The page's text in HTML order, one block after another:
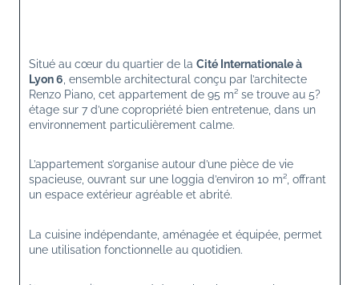
Situé au cœur du quartier de la Cité Internationale à
Lyon 6, ensemble architectural conçu par l’architecte
Renzo Piano, cet appartement de 95 m² se trouve au 5?
étage sur 7 d’une copropriété bien entretenue, dans un
environnement particulièrement calme.
L’appartement s’organise autour d’une pièce de vie
spacieuse, ouvrant sur une loggia d’environ 10 m², offrant
un espace extérieur agréable et abrité.
La cuisine indépendante, aménagée et équipée, permet
une utilisation fonctionnelle au quotidien.